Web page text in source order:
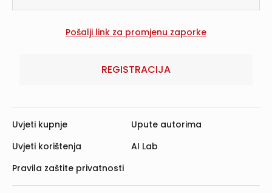
REGISTRACIJA
Uvjeti kupnje
Uvjeti korištenja
Pravila zaštite privatnosti
Upute autorima
AI Lab